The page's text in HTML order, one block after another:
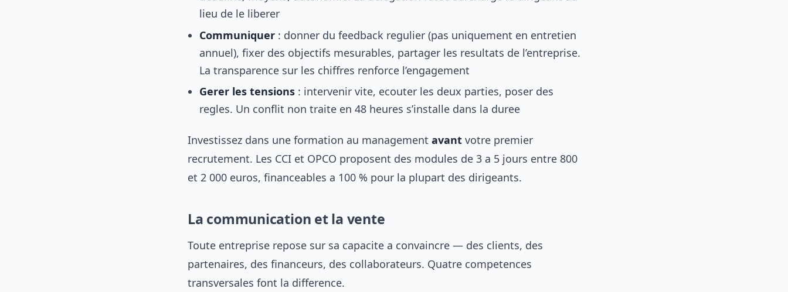
lieu de le liberer
Communiquer : donner du feedback regulier (pas uniquement en entretien
annuel), fixer des objectifs mesurables, partager les resultats de l’entreprise.
La transparence sur les chiffres renforce l’engagement
Gerer les tensions : intervenir vite, ecouter les deux parties, poser des
regles. Un conflit non traite en 48 heures s’installe dans la duree
Investissez dans une formation au management avant votre premier
recrutement. Les CCI et OPCO proposent des modules de 3 a 5 jours entre 800
et 2 000 euros, financeables a 100 % pour la plupart des dirigeants.
La communication et la vente
Toute entreprise repose sur sa capacite a convaincre — des clients, des
partenaires, des financeurs, des collaborateurs. Quatre competences
transversales font la difference.